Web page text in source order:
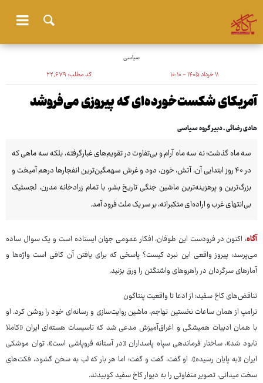
سیاسی
۱۱ خرداد ۱۴۰۵ - ۱۰:۱۰ کد مطلب:۲۲٬۶۷۹
آمریکای شکست‌خورده‌ای که پیروزی می‌فروشد
هادی رضائی ـ دبیر گروه سیاسی
سه ماه گذشت؛ نه سه ماه آرام و بی‌تفاوت در تقویم‌های غبارگرفته، بلکه سه ماهی که
در ۴۰ روز ابتدایی آن، آتش، خون، دود و غرش سهمگین‌ترین انفجارها درهم آمیخت و
بزرگ‌ترین و پرهزینه‌ترین ماشین جنگی تاریخ بشر، با تمام زرادخانه مدرن، لجستیک
بی‌انتهای غرب و اراده‌ای متکبرانه، بر سر یک ملت فرود آمد.
آگاه: اکنون در فرودست این طوفان، افکار عمومی جهان ایستاده است و یک سوال ساده
می‌پرسد: پیروز واقعی این نبرد کیست؟ پاسخی که برای یافتن آن کافی است واژه‌ها و
آمارهای سرگردان در راهروهای واشنگتن را ورق بزنید.
تناقض‌های کاخ سفید؛ از ادعا تا واقعیت پنتاگون
ترامپ از همان ساعات نخستین تهاجم، ماشین روایت‌سازی و رسانه‌ای خود را روشن کرد. او
با همان ادبیات همیشگی و اغراق‌آمیزش مدعی شد که تاسیسات هسته‌ای ایران «کاملا
نابود شد»، ساختار فرماندهی سپاه پاسداران «در آستانه فروپاشی است»، توان موشکی
ایران «به پایان رسیده». او گفت، گفت و گفت؛ اما هر بار که لب به سخن گشود، فکت‌های
سخت میدانی، تصویر متفاوتی را به دیوار کاخ سفید کوبیدند.